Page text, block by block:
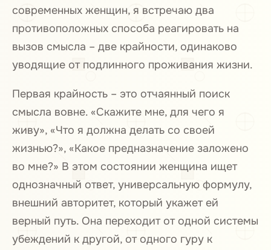
современных женщин, я встречаю два
противоположных способа реагировать на
вызов смысла – две крайности, одинаково
уводящие от подлинного проживания жизни.
Первая крайность – это отчаянный поиск
смысла вовне. «Скажите мне, для чего я
живу», «Что я должна делать со своей
жизнью?», «Какое предназначение заложено
во мне?» В этом состоянии женщина ищет
однозначный ответ, универсальную формулу,
внешний авторитет, который укажет ей
верный путь. Она переходит от одной системы
убеждений к другой, от одного гуру к